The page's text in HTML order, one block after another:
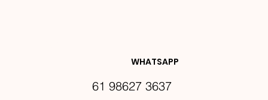
DES E
WHATSAPP
61 98627 3637